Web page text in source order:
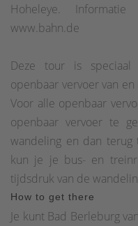
Hoheleye.
www.bahn.de
Deze tour is
openbaar vervoer van
Voor alle openbaar
openbaar vervoer te
wandeling en dan
kun je je bus- en
tijdsdruk van de
How to get there
Je kunt Bad Berleburg